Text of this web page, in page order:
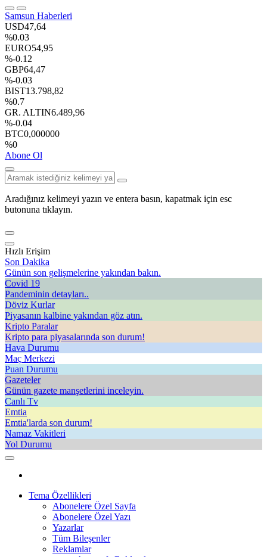
Samsun Haberleri
USD47,64
%0.03
EURO54,95
%-0.12
GBP64,47
%-0.03
BIST13.798,82
%0.7
GR. ALTIN6.489,96
%-0.04
BTC0,000000
%0
Abone Ol
Aradığınız kelimeyi yazın ve entera basın, kapatmak için esc
butonuna tıklayın.
Hızlı Erişim
Son Dakika
Günün son gelişmelerine yakından bakın.
Covid 19
Pandeminin detayları..
Döviz Kurlar
Piyasanın kalbine yakından göz atın.
Kripto Paralar
Kripto para piyasalarında son durum!
Hava Durumu
Maç Merkezi
Puan Durumu
Gazeteler
Günün gazete manşetlerini inceleyin.
Canlı Tv
Emtia
Emtia'larda son durum!
Namaz Vakitleri
Yol Durumu
Tema Özellikleri
Abonelere Özel Sayfa
Abonelere Özel Yazı
Yazarlar
Tüm Bileşenler
Reklamlar